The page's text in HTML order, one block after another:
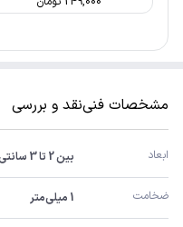
مشخصات فنینقد و بررسی
ابعاد بین 2 تا 3 سانتی‌متر
ضخامت 1 میلی‌متر